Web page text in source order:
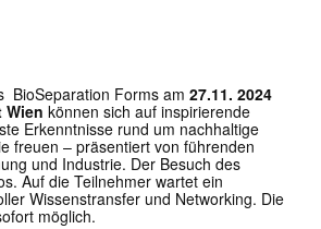
BioSeparation Forms am 27.11. 2024
Wien können sich auf inspirierende
Erkenntnisse rund um nachhaltige
freuen – präsentiert von führenden
und Industrie. Der Besuch des
Auf die Teilnehmer wartet ein
Wissenstransfer und Networking. Die
möglich.